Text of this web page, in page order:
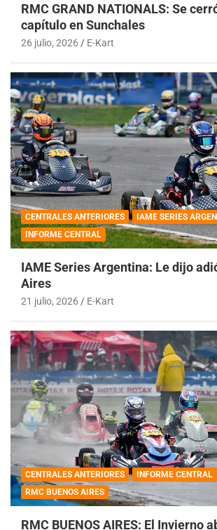
RMC GRAND NATIONALS: Se
capítulo en Sunchales
26 julio, 2026 E-Kart
CENTRALES ANTERIORES
IAME SERIES
INFORME CENTRAL
IAME Series Argentina: Le dijo
Aires
21 julio, 2026 E-Kart
CENTRALES ANTERIORES
INFORME CENTRAL
RMC BUENOS AIRES
RMC BUENOS AIRES: El Invierno